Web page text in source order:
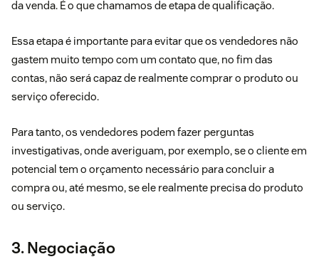
da venda. É o que chamamos de etapa de qualificação.
Essa etapa é importante para evitar que os vendedores não
gastem muito tempo com um contato que, no fim das
contas, não será capaz de realmente comprar o produto ou
serviço oferecido.
Para tanto, os vendedores podem fazer perguntas
investigativas, onde averiguam, por exemplo, se o cliente em
potencial tem o orçamento necessário para concluir a
compra ou, até mesmo, se ele realmente precisa do produto
ou serviço.
3. Negociação